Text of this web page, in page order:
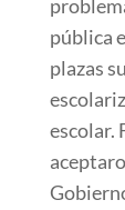
pública
plazas
escolar.